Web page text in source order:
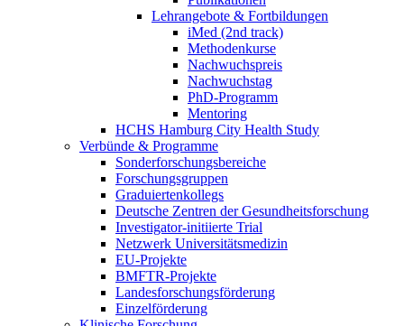
Lehrangebote & Fortbildungen
iMed (2nd track)
Methodenkurse
Nachwuchspreis
Nachwuchstag
PhD-Programm
Mentoring
HCHS Hamburg City Health Study
Verbünde & Programme
Sonderforschungsbereiche
Forschungsgruppen
Graduiertenkollegs
Deutsche Zentren der Gesundheitsforschung
Investigator-initiierte Trial
Netzwerk Universitätsmedizin
EU-Projekte
BMFTR-Projekte
Landesforschungsförderung
Einzelförderung